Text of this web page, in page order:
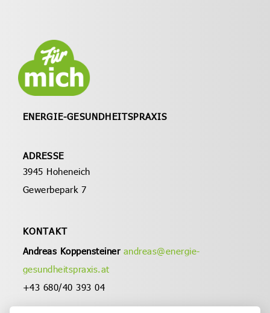
ENERGIE-GESUNDHEITSPRAXIS
ADRESSE
3945 Hoheneich
Gewerbepark 7
KONTAKT
Andreas Koppensteiner andreas@energie-
gesundheitspraxis.at
+43 680/40 393 04